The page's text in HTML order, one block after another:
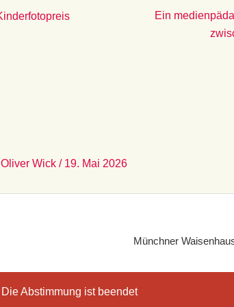
Ein
Oliver Wick / 19. Mai 2026
Münchner
Die Abstimmung ist beendet